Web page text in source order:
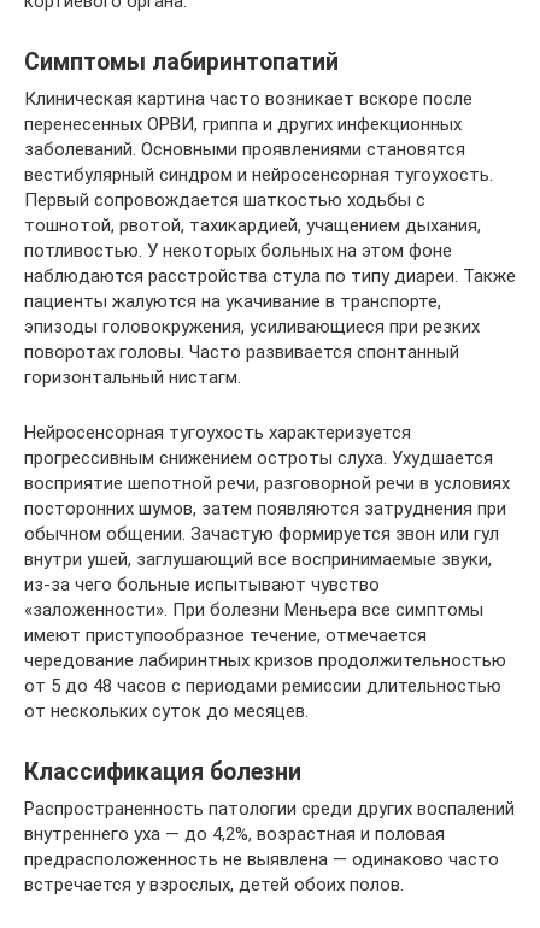
Симптомы лабиринтопатий
Клиническая картина часто возникает вскоре после
перенесенных ОРВИ, гриппа и других инфекционных
заболеваний. Основными проявлениями становятся
вестибулярный синдром и нейросенсорная тугоухость.
Первый сопровождается шаткостью ходьбы с
тошнотой, рвотой, тахикардией, учащением дыхания,
потливостью. У некоторых больных на этом фоне
наблюдаются расстройства стула по типу диареи. Также
пациенты жалуются на укачивание в транспорте,
эпизоды головокружения, усиливающиеся при резких
поворотах головы. Часто развивается спонтанный
горизонтальный нистагм.
Нейросенсорная тугоухость характеризуется
прогрессивным снижением остроты слуха. Ухудшается
восприятие шепотной речи, разговорной речи в условиях
посторонних шумов, затем появляются затруднения при
обычном общении. Зачастую формируется звон или гул
внутри ушей, заглушающий все воспринимаемые звуки,
из-за чего больные испытывают чувство
«заложенности». При болезни Меньера все симптомы
имеют приступообразное течение, отмечается
чередование лабиринтных кризов продолжительностью
от 5 до 48 часов с периодами ремиссии длительностью
от нескольких суток до месяцев.
Классификация болезни
Распространенность патологии среди других воспалений
внутреннего уха — до 4,2%, возрастная и половая
предрасположенность не выявлена — одинаково часто
встречается у взрослых, детей обоих полов.